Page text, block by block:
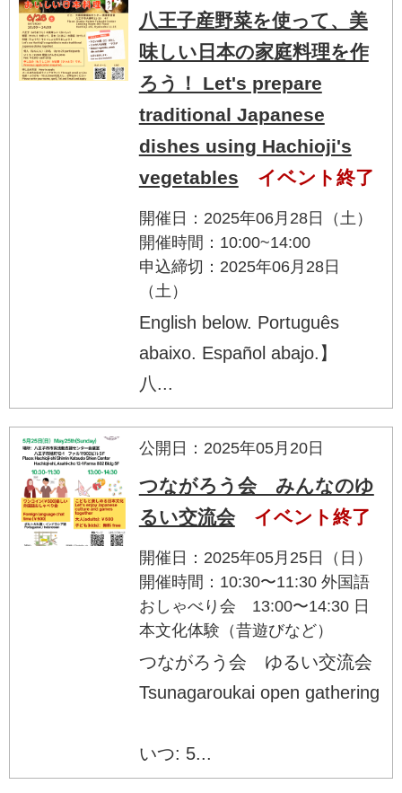
八王子産野菜を使って、美
味しい日本の家庭料理を作
ろう！ Let's prepare
traditional Japanese
dishes using Hachioji's
vegetables
イベント終了
開催日：2025年06月28日（土）
開催時間：10:00~14:00
申込締切：2025年06月28日
（土）
English below. Português
abaixo. Español abajo.】
八...
公開日：2025年05月20日
つながろう会 みんなのゆ
るい交流会
イベント終了
開催日：2025年05月25日（日）
開催時間：10:30〜11:30 外国語
おしゃべり会 13:00〜14:30 日
本文化体験（昔遊びなど）
つながろう会 ゆるい交流会
Tsunagaroukai open gathering
いつ: 5...